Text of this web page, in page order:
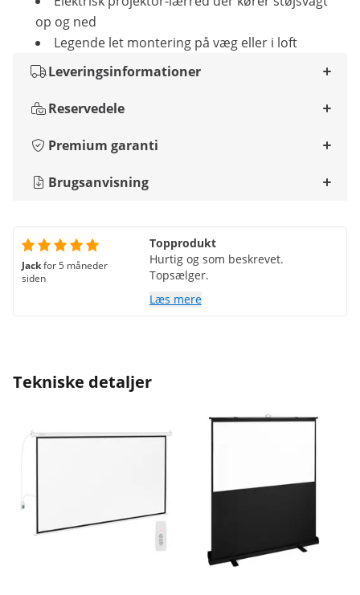
op og ned
Legende let montering på væg eller i loft
Leveringsinformationer
Reservedele
Premium garanti
Brugsanvisning
Jackfor 5 måneder
siden
Topprodukt
Hurtig og som beskrevet.
Topsælger.
Læs mere
Tekniske detaljer